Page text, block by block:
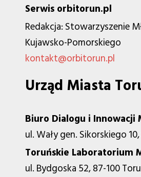
Serwis orbitorun.pl
Redakcja: Stowarzyszenie
Kujawsko-Pomorskiego
kontakt@orbitorun.pl
Urząd Miasta
Biuro Dialogu i Innowacji
ul. Wały gen. Sikorskiego
Toruńskie Laboratorium
ul. Bydgoska 52, 87-100